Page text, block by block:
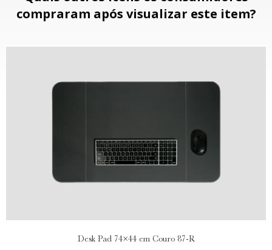
compraram após visualizar este item?
Desk Pad 74×44 em Couro 87-R